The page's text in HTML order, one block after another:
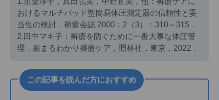
おけるマルチパッド型簡易体圧測定器の信頼性と妥
当性の検討．褥瘡会誌 2000；2（3）：310～315．
2.田中マキ子：褥瘡を防ぐために一番大事な体圧管
理．新まるわかり褥瘡ケア，照林社，東京，2022．
この記事を読んだ方におすすめ